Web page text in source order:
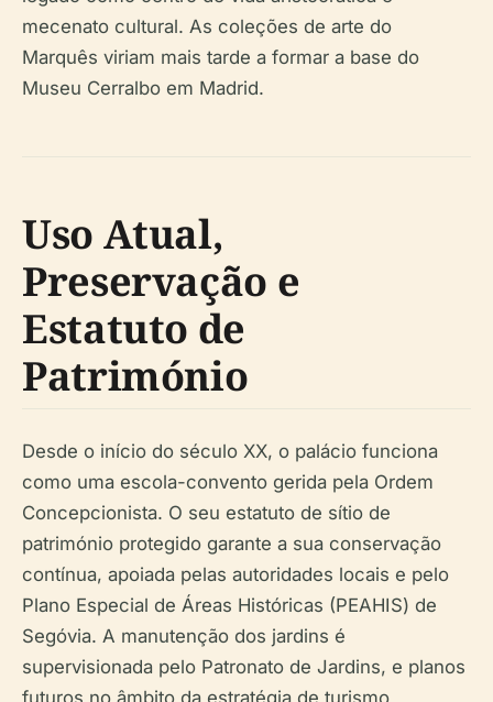
mecenato cultural. As coleções de arte do
Marquês viriam mais tarde a formar a base do
Museu Cerralbo em Madrid.
Uso Atual,
Preservação e
Estatuto de
Património
Desde o início do século XX, o palácio funciona
como uma escola-convento gerida pela Ordem
Concepcionista. O seu estatuto de sítio de
património protegido garante a sua conservação
contínua, apoiada pelas autoridades locais e pelo
Plano Especial de Áreas Históricas (PEAHIS) de
Segóvia. A manutenção dos jardins é
supervisionada pelo Patronato de Jardins, e planos
futuros no âmbito da estratégia de turismo